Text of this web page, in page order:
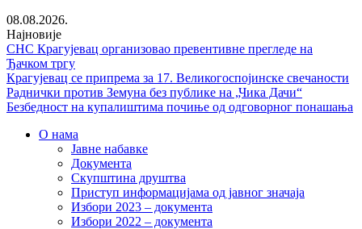
08.08.2026.
Најновије
СНС Крагујевац организовао превентивне прегледе на
Ђачком тргу
Крагујевац се припрема за 17. Великогоспојинске свечаности
Раднички против Земуна без публике на „Чика Дачи“
Безбедност на купалиштима почиње од одговорног понашања
О нама
Јавне набавке
Документа
Скупштина друштва
Приступ информацијама од јавног значаја
Избори 2023 – документа
Избори 2022 – документа